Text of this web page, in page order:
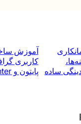
ساده
آموزش
پایتون و Tkinter